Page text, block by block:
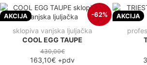
AKCIJA -62%
sklopiva vanjska ljuljačka
COOL EGG TAUPE
430,00€
163,10€ +pdv
AKCIJA